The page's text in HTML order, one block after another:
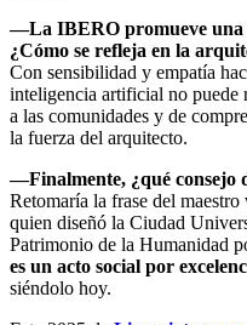
—La IBERO promueve una
¿Cómo se refleja en la
Con sensibilidad y empatía
inteligencia artificial no puede
a las comunidades y de
la fuerza del arquitecto.
—Finalmente, ¿qué consejo
Retomaría la frase del
quien diseñó la Ciudad
Patrimonio de la Humanidad
es un acto social por
siéndolo hoy.